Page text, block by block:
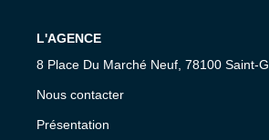
L'AGENCE
8 Place Du Marché Neuf, 78100 Saint-
Nous contacter
Présentation